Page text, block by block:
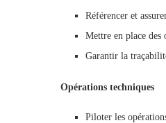
Référencer et
Mettre en place des
Garantir la
Opérations techniques
Piloter les